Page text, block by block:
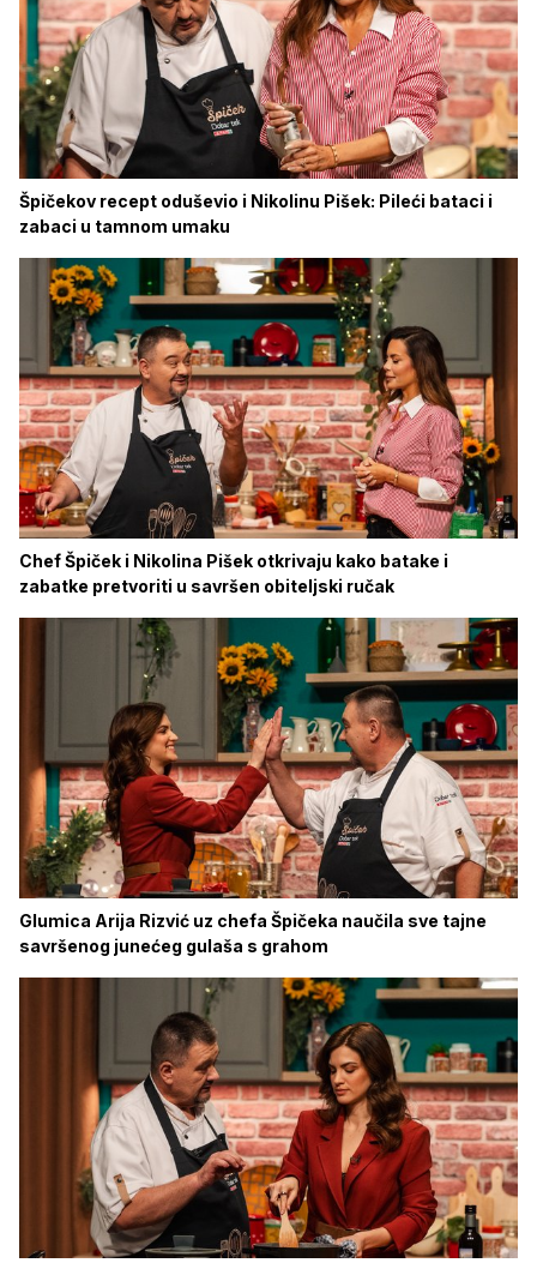
Špičekov recept oduševio i Nikolinu Pišek: Pileći bataci i
zabaci u tamnom umaku
Chef Špiček i Nikolina Pišek otkrivaju kako batake i
zabatke pretvoriti u savršen obiteljski ručak
Glumica Arija Rizvić uz chefa Špičeka naučila sve tajne
savršenog junećeg gulaša s grahom